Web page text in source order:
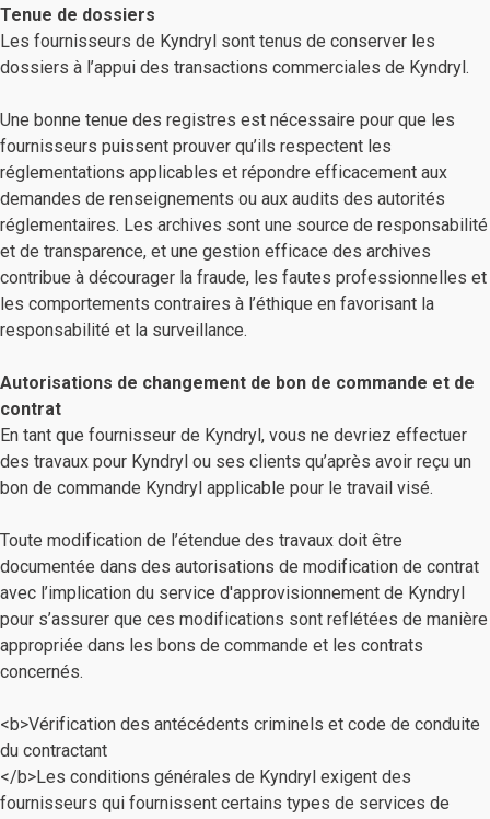
Tenue de dossiers
Les fournisseurs de Kyndryl sont tenus de conserver les
dossiers à l’appui des transactions commerciales de Kyndryl.
Une bonne tenue des registres est nécessaire pour que les
fournisseurs puissent prouver qu’ils respectent les
réglementations applicables et répondre efficacement aux
demandes de renseignements ou aux audits des autorités
réglementaires. Les archives sont une source de responsabilité
et de transparence, et une gestion efficace des archives
contribue à décourager la fraude, les fautes professionnelles et
les comportements contraires à l’éthique en favorisant la
responsabilité et la surveillance.
Autorisations de changement de bon de commande et de
contrat
En tant que fournisseur de Kyndryl, vous ne devriez effectuer
des travaux pour Kyndryl ou ses clients qu’après avoir reçu un
bon de commande Kyndryl applicable pour le travail visé.
Toute modification de l’étendue des travaux doit être
documentée dans des autorisations de modification de contrat
avec l’implication du service d'approvisionnement de Kyndryl
pour s’assurer que ces modifications sont reflétées de manière
appropriée dans les bons de commande et les contrats
concernés.
<b>Vérification des antécédents criminels et code de conduite
du contractant
</b>Les conditions générales de Kyndryl exigent des
fournisseurs qui fournissent certains types de services de